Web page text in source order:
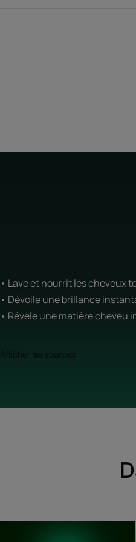
• Lave et nourrit les cheveux
• Dévoile une brillance
• Révèle une matière cheveu
Afficher les sources